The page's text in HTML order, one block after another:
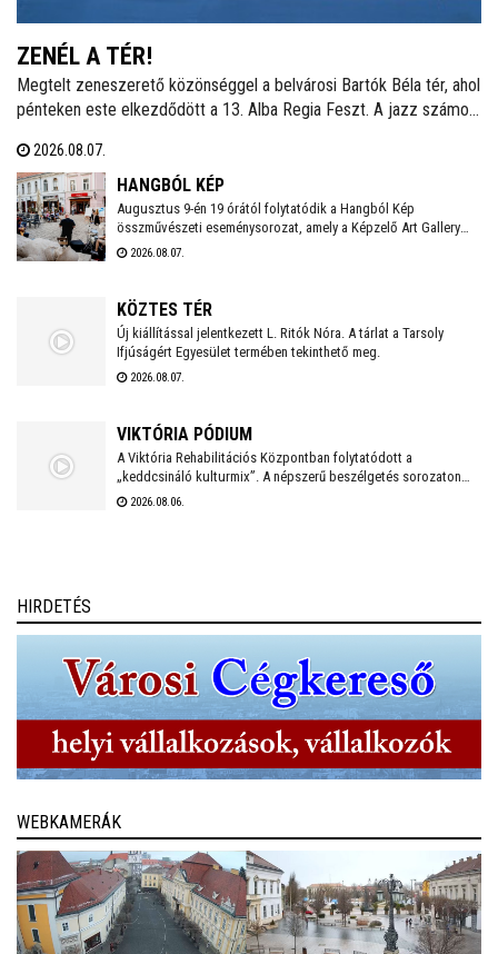
ZENÉL A TÉR!
Megtelt zeneszerető közönséggel a belvárosi Bartók Béla tér, ahol
pénteken este elkezdődött a 13. Alba Regia Feszt. A jazz számos
Iskola végzős diákjainak fellépése nyitotta. Itt és a Szent István
Király Múzeum Díszudvarán szombaton és vasárnap este is
ingyenes koncertek várják a fehérváriakat és minden kedves
vendéget.
2026.08.07.
HANGBÓL KÉP
Augusztus 9-én 19 órától folytatódik a Hangból Kép
összművészeti eseménysorozat, amely a Képzelő Art Gallery
művészeti közösségéhez kapcsolódó kezdeményezésként,
2026.08.07.
KÖZTES TÉR
Új kiállítással jelentkezett L. Ritók Nóra. A tárlat a Tarsoly
Ifjúságért Egyesület termében tekinthető meg.
2026.08.07.
VIKTÓRIA PÓDIUM
A Viktória Rehabilitációs Központban folytatódott a
„keddcsináló kulturmix”. A népszerű beszélgetés sorozaton
ezúttal is kivételes vendégek tisztelték meg a Viktória Pódium
2026.08.06.
HIRDETÉS
WEBKAMERÁK